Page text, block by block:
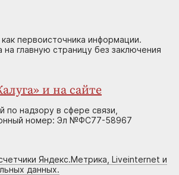
первоисточника информации.
на главную страницу без заключения
и на сайте
надзору в сфере связи,
номер: Эл №ФС77-58967
Яндекс.Метрика, Liveinternet и
данных.